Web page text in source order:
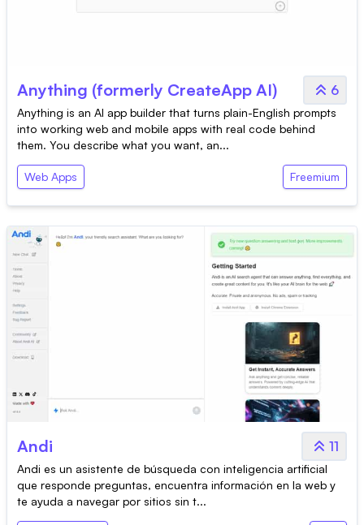
Anything (formerly CreateApp AI) 6
Anything is an AI app builder that turns plain-English prompts
into working web and mobile apps with real code behind
them. You describe what you want, an...
Web Apps Freemium
Andi 11
Andi es un asistente de búsqueda con inteligencia artificial
que responde preguntas, encuentra información en la web y
te ayuda a navegar por sitios sin t...